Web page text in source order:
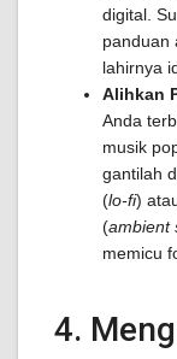
digital.
panduan
lahirnya
Alihkan
Anda
musik
gantilah
(lo-fi)
(ambient
memicu
4.